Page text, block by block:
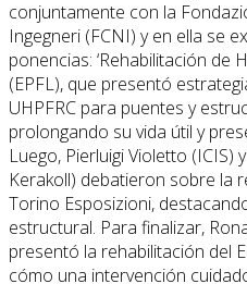
conjuntamente con la
Ingegneri (FCNI) y en ella se
ponencias: ‘Rehabilitación de
(EPFL), que presentó
UHPFRC para puentes y
prolongando su vida útil y
Luego, Pierluigi Violetto (ICIS)
Kerakoll) debatieron sobre la
Torino Esposizioni,
estructural. Para finalizar,
presentó la rehabilitación del
cómo una intervención